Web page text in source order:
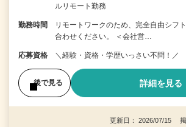
ルリモート勤務
勤務時間
リモートワークのため、完全自由シフ
合わせください。 ＜会社営…
応募資格 ＼経験・資格・学歴いっさい不問！／
後で見る 詳細を見る
更新日： 2026/07/15 掲